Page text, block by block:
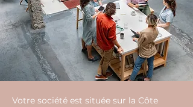
Votre société est située sur la Côte